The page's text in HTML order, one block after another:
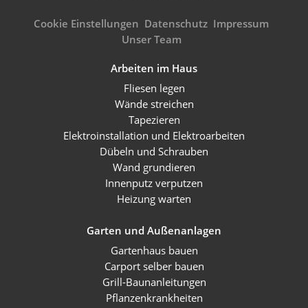
Cookie Einstellungen Datenschutz Impressum
Unser Team
Arbeiten im Haus
Fliesen legen
Wände streichen
Tapezieren
Elektroinstallation und Elektroarbeiten
Dübeln und Schrauben
Wand grundieren
Innenputz verputzen
Heizung warten
Garten und Außenanlagen
Gartenhaus bauen
Carport selber bauen
Grill-Baunanleitungen
Pflanzenkrankheiten